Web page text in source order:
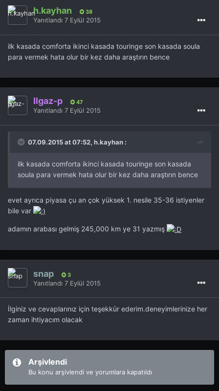
h.kayhan 38
Yanıtlandı 7 Eylül 2015
ilk kasada comforta ikinci kasada touringe son kasada soula
para vermek hata olur bir kez daha araştırın bence
Ilgaz-p 47
Yanıtlandı 7 Eylül 2015
07.09.2015 at 07:52, h.kayhan :
ilk kasada comforta ikinci kasada touringe son kasada
soula para vermek hata olur bir kez daha araştırın bence
evet ayrıca piyasa çu an çok yüksek 1. nesile 35-36 istiyenler
bile var
adamın arabası gelmiş 245,000 km ye 31 yazmış
snap 3
Yanıtlandı 7 Eylül 2015
İlginiz ve cevaplarınız için teşekkür ederim.deneyimlerinize her
zaman ihtiyacım olacak
Arşivlendi
Bu konu arşivlendi ve yorumlara kapatıldı